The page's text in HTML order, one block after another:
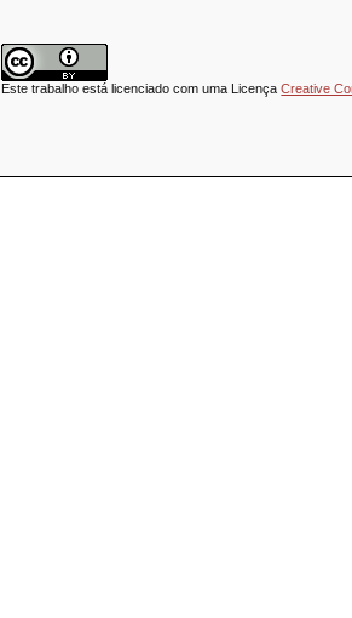
Este trabalho está licenciado com uma LicençaCreative